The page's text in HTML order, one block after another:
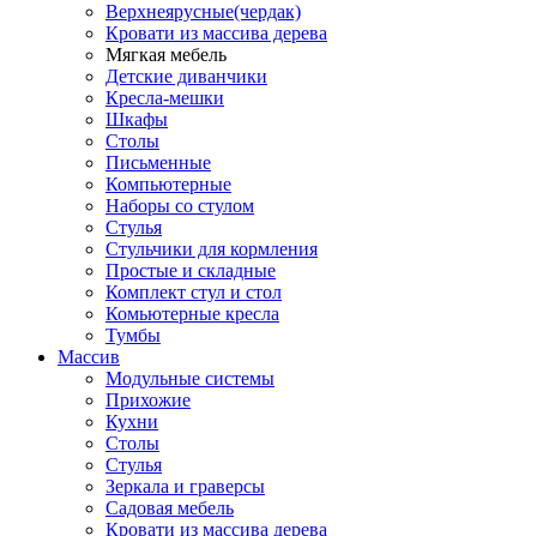
Верхнеярусные(чердак)
Кровати из массива дерева
Мягкая мебель
Детские диванчики
Кресла-мешки
Шкафы
Столы
Письменные
Компьютерные
Наборы со стулом
Стулья
Стульчики для кормления
Простые и складные
Комплект стул и стол
Комьютерные кресла
Тумбы
Массив
Модульные системы
Прихожие
Кухни
Столы
Стулья
Зеркала и граверсы
Садовая мебель
Кровати из массива дерева